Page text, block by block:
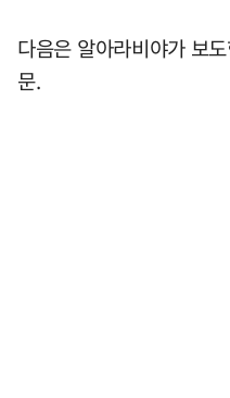
다음은 알아라비야가 보
문.